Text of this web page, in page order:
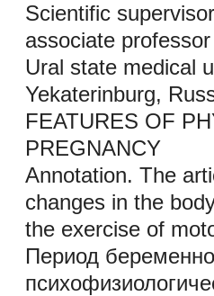
Scientific
associate
Ural state medical
Yekaterinburg,
FEATURES OF
PREGNANCY
Annotation. The
changes in the
the exercise of
Период